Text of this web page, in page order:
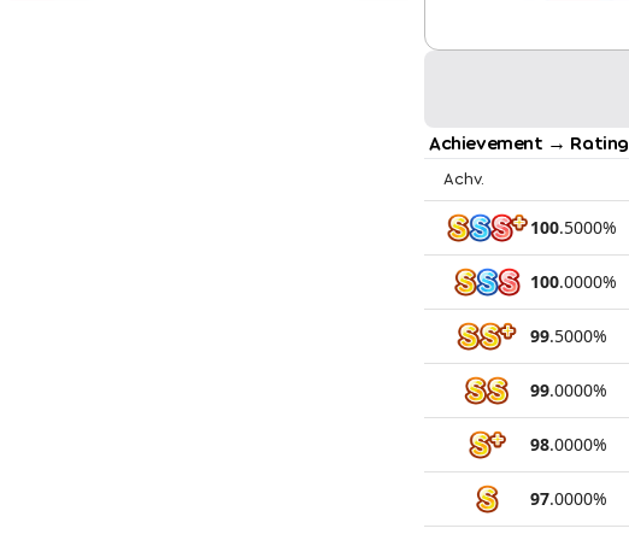
Achievement → Rating
Achv.
100.5000%
100.0000%
99.5000%
99.0000%
98.0000%
97.0000%